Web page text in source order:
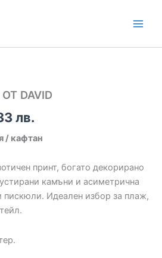
DAVID
лв.
/ кафтан
принт, богато декорирано
камъни и асиметрична
пискюли. Идеален избор за плаж,